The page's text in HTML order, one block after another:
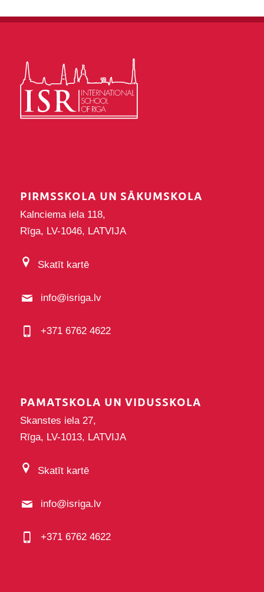
PIRMSSKOLA UN SĀKUMSKOLA
Kalnciema iela 118,
Rīga, LV-1046, LATVIJA
Skatīt kartē
info@isriga.lv
+371 6762 4622
PAMATSKOLA UN VIDUSSKOLA
Skanstes iela 27,
Rīga, LV-1013, LATVIJA
Skatīt kartē
info@isriga.lv
+371 6762 4622